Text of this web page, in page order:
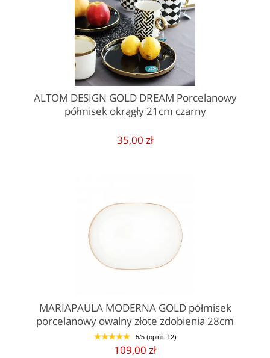
ALTOM DESIGN GOLD DREAM Porcelanowy
półmisek okrągły 21cm czarny
35,00 zł
MARIAPAULA MODERNA GOLD półmisek
porcelanowy owalny złote zdobienia 28cm
1 2 3 4 5 5/5 (opinii: 12)
109,00 zł